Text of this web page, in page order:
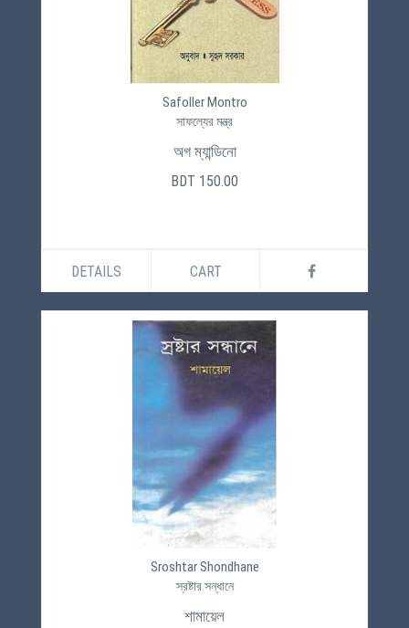
Safoller Montro
সাফল্যের মন্ত্র
অগ ম্যান্ডিনো
BDT 150.00
DETAILS CART
Sroshtar Shondhane
স্রষ্টার সন্ধানে
শামায়েল